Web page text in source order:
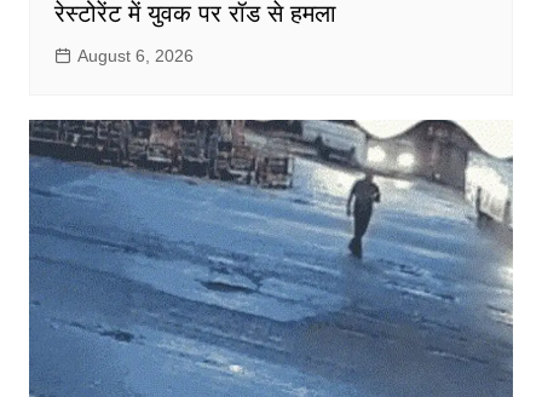
रेस्टोरेंट में युवक पर रॉड से हमला
August 6, 2026